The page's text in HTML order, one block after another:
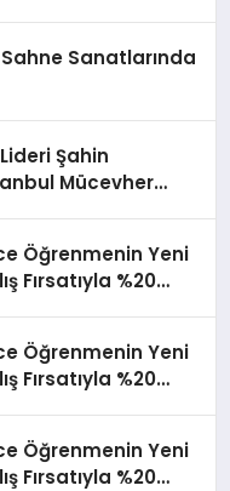
Sahne Sanatlarında
Şahin
Mücevher
Öğrenmenin Yeni
Fırsatıyla %20
Öğrenmenin Yeni
Fırsatıyla %20
Öğrenmenin Yeni
Fırsatıyla %20